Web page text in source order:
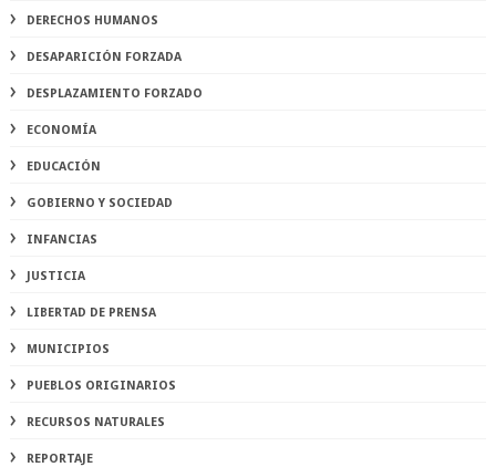
DERECHOS HUMANOS
DESAPARICIÓN FORZADA
DESPLAZAMIENTO FORZADO
ECONOMÍA
EDUCACIÓN
GOBIERNO Y SOCIEDAD
INFANCIAS
JUSTICIA
LIBERTAD DE PRENSA
MUNICIPIOS
PUEBLOS ORIGINARIOS
RECURSOS NATURALES
REPORTAJE